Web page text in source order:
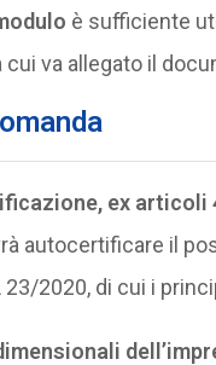
è sufficiente
cui va allegato il
ex articoli
autocertificare il
2020, di cui i